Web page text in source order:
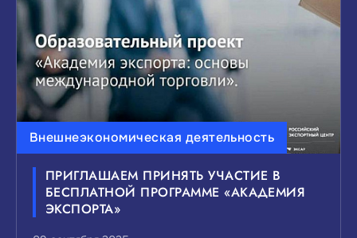
Внешнеэкономическая деятельность
ПРИГЛАШАЕМ ПРИНЯТЬ УЧАСТИЕ В
БЕСПЛАТНОЙ ПРОГРАММЕ «АКАДЕМИЯ
ЭКСПОРТА»